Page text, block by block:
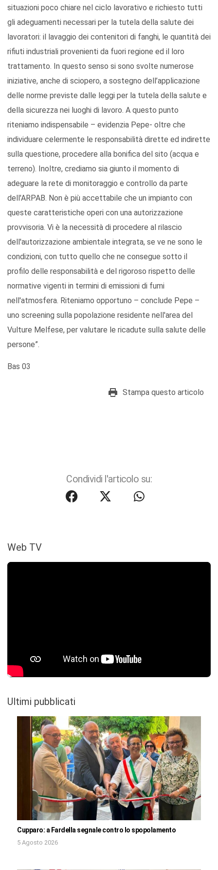
situazioni poco chiare nel ciclo lavorativo e richiesto tutti
gli adeguamenti necessari per la tutela della salute dei
lavoratori: il lavaggio dei contenitori di fanghi, le quantità dei
rifiuti industriali provenienti da fuori regione ed il loro
trattamento. In questo senso si sono svolte numerose
iniziative, anche di sciopero, a sostegno dell’applicazione
delle norme previste dalle leggi per la tutela della salute e
della sicurezza nei luoghi di lavoro. A questo punto
riteniamo indispensabile – evidenzia Pepe- oltre che
individuare celermente le responsabilità dirette ed indirette
sulla questione, procedere alla bonifica del sito (acqua e
terreno). Inoltre, crediamo sia giunto il momento di
adeguare la rete di monitoraggio e controllo da parte
dell'ARPAB. Non è più accettabile che un impianto con
queste caratteristiche operi con una autorizzazione
provvisoria. Vi è la necessità di procedere al rilascio
dell'autorizzazione ambientale integrata, se ve ne sono le
condizioni, con tutto quello che ne consegue sotto il
profilo delle responsabilità e del rigoroso rispetto delle
normative vigenti in termini di emissioni di fumi
nell'atmosfera. Riteniamo opportuno – conclude Pepe –
uno screening sulla popolazione residente nell'area del
Vulture Melfese, per valutare le ricadute sulla salute delle
persone”.
Bas 03
Stampa questo articolo
Condividi l'articolo su:
Web TV
Ultimi pubblicati
Cupparo: a Fardella segnale contro lo spopolamento
5 Agosto 2026